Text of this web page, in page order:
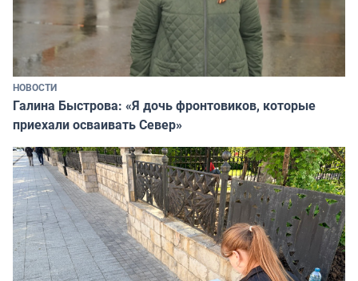
НОВОСТИ
Галина Быстрова: «Я дочь фронтовиков, которые
приехали осваивать Север»